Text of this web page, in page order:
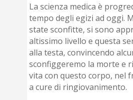
La scienza medica è
tempo degli egizi ad oggi.
state sconfitte, si sono
altissimo livello e questa
alla testa, convincendo
sconfiggeremo la morte e
vita con questo corpo, nel
a cure di ringiovanimento.